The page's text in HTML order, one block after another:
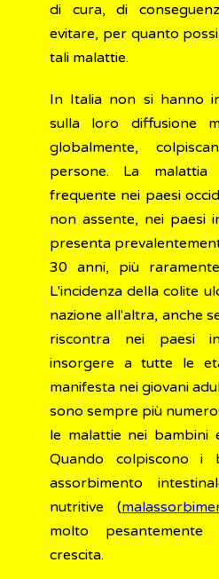
di cura, di
evitare, per quanto
tali malattie.
In Italia non si hanno
sulla loro diffusione
globalmente,
persone. La
frequente nei paesi
non assente, nei paesi
presenta
30 anni, più
L'incidenza della colite
nazione all'altra, anche
riscontra nei paesi
insorgere a tutte le
manifesta nei giovani
sono sempre più
le malattie nei bambini
Quando colpiscono i
assorbimento
nutritive (
molto
crescita.